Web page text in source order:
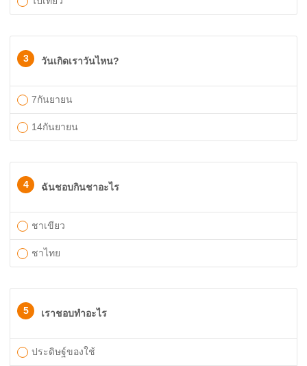
3 วันเกิดเราวันไหน?
7กันยายน
14กันยายน
4 ฉันชอบกินชาอะไร
ชาเขียว
ชาไทย
5 เราชอบทำอะไร
ประดิษฐ์ของใช้